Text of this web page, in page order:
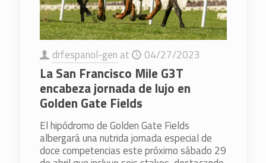
drfespanol-gen at 04/27/2023
La San Francisco Mile G3T
encabeza jornada de lujo en
Golden Gate Fields
El hipódromo de Golden Gate Fields
albergará una nutrida jornada especial de
doce competencias este próximo sábado 29